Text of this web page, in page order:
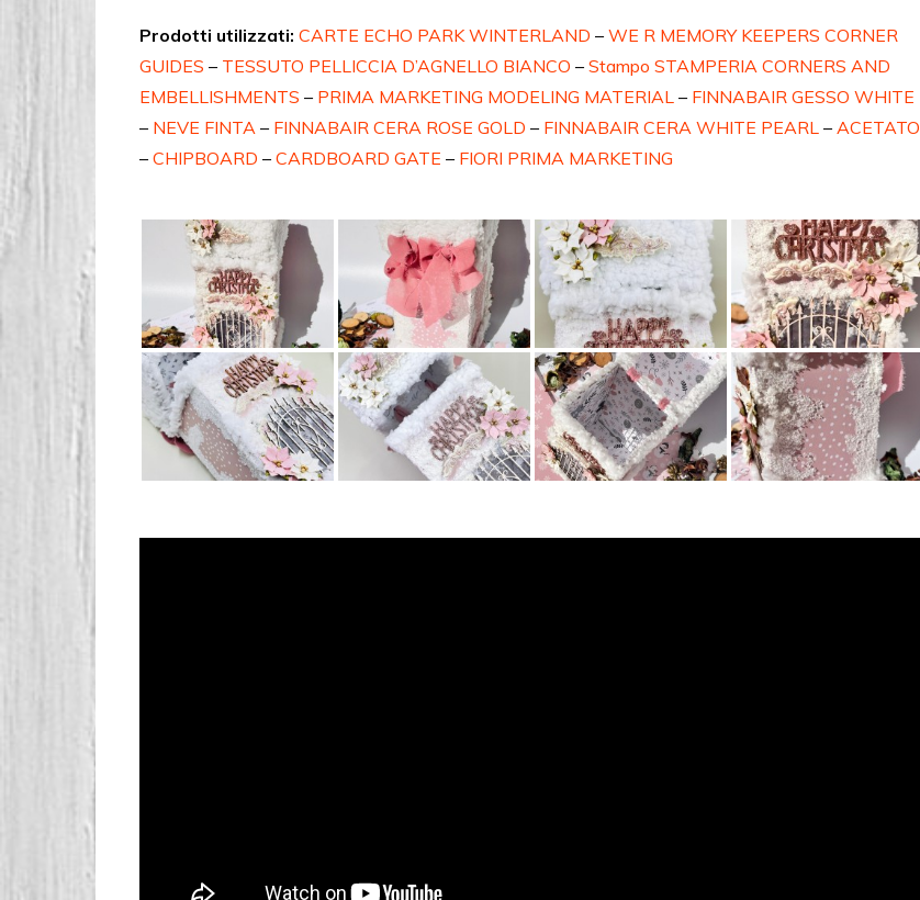
Prodotti utilizzati: CARTE ECHO PARK WINTERLAND – WE R MEMORY KEEPERS CORNER
GUIDES – TESSUTO PELLICCIA D’AGNELLO BIANCO – Stampo STAMPERIA CORNERS AND
EMBELLISHMENTS – PRIMA MARKETING MODELING MATERIAL – FINNABAIR GESSO WHITE
– NEVE FINTA – FINNABAIR CERA ROSE GOLD – FINNABAIR CERA WHITE PEARL – ACETATO
– CHIPBOARD – CARDBOARD GATE – FIORI PRIMA MARKETING